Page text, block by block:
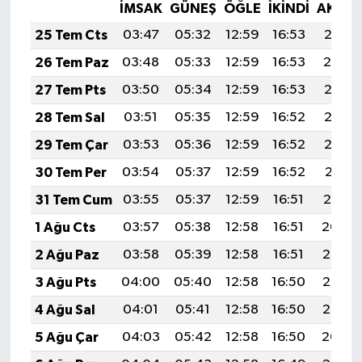
İMSAK GÜNEŞ ÖĞLE İKINDI
25 Tem Cts
03:47 05:32 12:59 16:53
20:15
26 Tem Paz
03:48 05:33 12:59 16:53
20:14
27 Tem Pts
03:50 05:34 12:59 16:53
20:13
28 Tem Sal
03:51 05:35 12:59 16:52
20:12
29 Tem Çar
03:53 05:36 12:59 16:52
20:12
30 Tem Per
03:54 05:37 12:59 16:52
20:11
31 Tem Cum
03:55 05:37 12:59 16:51
20:10
1 Ağu Cts
03:57 05:38 12:58 16:51
20:09
2 Ağu Paz
03:58 05:39 12:58 16:51
20:08
3 Ağu Pts
04:00 05:40 12:58 16:50
20:06
4 Ağu Sal
04:01 05:41 12:58 16:50
20:05
5 Ağu Çar
04:03 05:42 12:58 16:50
20:04